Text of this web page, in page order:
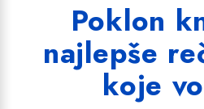
Poklon
najlepše
koje